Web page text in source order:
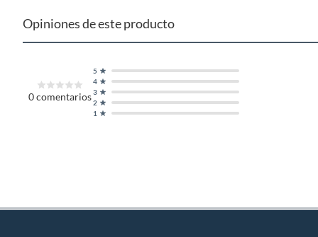
Opiniones de este producto
0comentarios
1
2
3
4
5